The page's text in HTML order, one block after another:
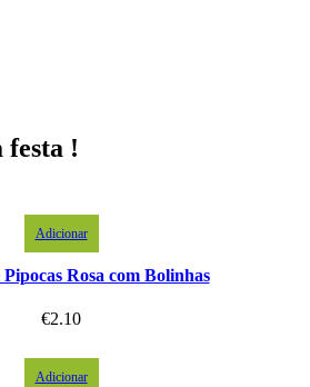
festa !
Adicionar
Rosa com Bolinhas
€2.10
Adicionar